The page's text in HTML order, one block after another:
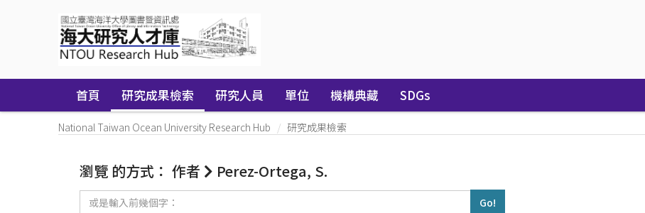
首頁 研究成果檢索 研究人員 單位 機構典藏 SDGs
National Taiwan Ocean University Research Hub 研究成果檢索
瀏覽 的方式： 作者 Perez-Ortega, S.
或